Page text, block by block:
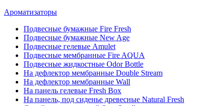
Ароматизаторы
Подвесные бумажные Fire Fresh
Подвесные бумажные New Age
Подвесные гелевые Amulet
Подвесные мембранные Fire AQUA
Подвесные жидкостные Odor Bottle
На дефлектор мембранные Double Stream
На дефлектор мембранные Wall
На панель гелевые Fresh Box
На панель, под сиденье древесные Natural Fresh